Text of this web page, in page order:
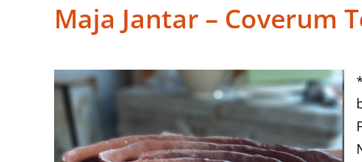
Maja Jantar – Coverum